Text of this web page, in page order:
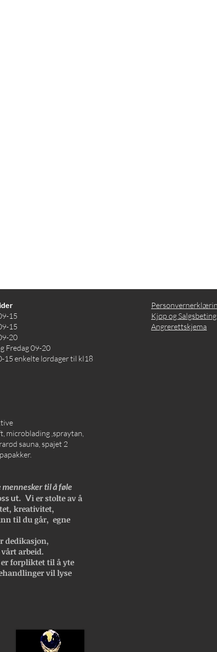
15
15
20
Fredag 09-20
15 enkelte lørdager til kl18
Kjøp og
Angrerettskjema
microblading ,spraytan,
sauna, spajet 2
til å føle
ut. Vi er stolte av å
kreativitet,
til du går, egne
dedikasjon,
arbeid.
forpliktet til å yte
vil lyse